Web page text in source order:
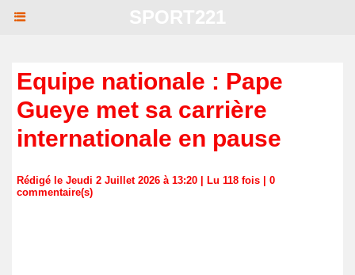
Equipe nationale : Pape
Gueye met sa carrière
internationale en pause
Rédigé le Jeudi 2 Juillet 2026 à 13:20 | Lu 118 fois | 0
commentaire(s)